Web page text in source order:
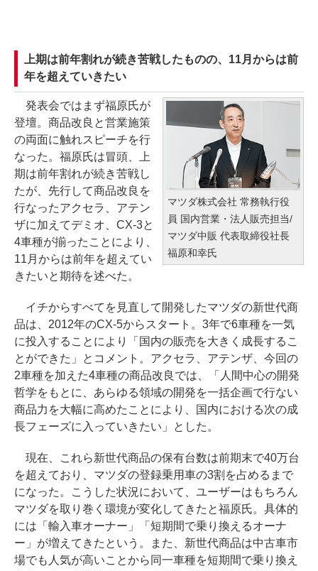
上期は前年割れが続き苦戦したものの、11月からは前
年を超えていきたい
マツダ株式会社 常務執行役
員 国内営業・法人販売担当/
マツダ中販 代表取締役社長
福原和幸氏
発表会ではまず福原氏が
登壇。商品改良と営業施策
の両面に触れスピーチを行
なった。福原氏は冒頭、上
期は前年割れが続き苦戦し
たが、先行して商品改良を
行なったアクセラ、アテン
ザに加えてデミオ、CX-3と
4車種が揃ったことにより、
11月からは前年を超えてい
きたいと期待を述べた。
イチからすべてを見直して開発したマツダの新世代商
品は、2012年のCX-5からスタート。3年で6車種を一気
に投入することにより「国内の販売を大きく成長するこ
とができた」とコメント。アクセラ、アテンザ、今回の
2車種を加えた4車種の商品改良では、「人間中心の開発
哲学をもとに、あらゆる領域の開発を一括企画で行ない
商品力を大幅に高めたことにより、国内における次の成
長フェーズに入っていきたい」とした。
現在、これら新世代商品の保有台数は前期末で40万台
を超えており、マツダの登録乗用車の3割を占めるまで
になった。こうした状況において、ユーザーはもちろん
マツダを取り巻く環境が変化してきたと福原氏。具体的
には「輸入車オーナー」「短期間で乗り換えるオーナ
ー」が増えてきたという。また、新世代商品は中古車市
場でも人気が高いことから同一車種を短期間で乗り換え